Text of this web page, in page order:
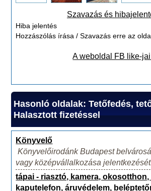
Szavazás és
Hiba jelentés
Hozzászólás írása / Szavazás erre az
A weboldal FB like-
Hasonló oldalak: Tetőfedés,
Halasztott fizetéssel
Könyvelő
Könyvelőirodánk Budapest
vagy középvállalkozása
tápai - riasztó, kamera,
kaputelefon, áruvédelem,